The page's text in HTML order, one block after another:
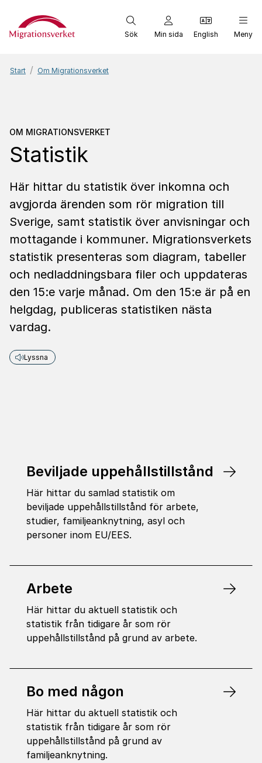
Start
Sök Min sida English Meny
Start Om Migrationsverket
Om Migrationsverket
OM MIGRATIONSVERKET
Statistik
Här hittar du statistik över inkomna och
avgjorda ärenden som rör migration till
Sverige, samt statistik över anvisningar och
mottagande i kommuner. Migrationsverkets
statistik presenteras som diagram, tabeller
och nedladdningsbara filer och uppdateras
den 15:e varje månad. Om den 15:e är på en
helgdag, publiceras statistiken nästa
vardag.
Lyssna
Beviljade uppehållstillstånd
Här hittar du samlad statistik om
beviljade uppehållstillstånd för arbete,
studier, familjeanknytning, asyl och
personer inom EU/EES.
Arbete
Här hittar du aktuell statistik och
statistik från tidigare år som rör
uppehållstillstånd på grund av arbete.
Bo med någon
Här hittar du aktuell statistik och
statistik från tidigare år som rör
uppehållstillstånd på grund av
familjeanknytning.